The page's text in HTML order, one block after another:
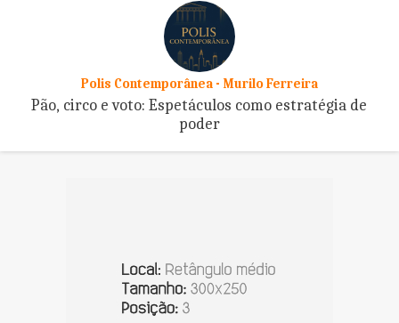
Polis Contemporânea - Murilo Ferreira
Pão, circo e voto: Espetáculos como estratégia de
poder